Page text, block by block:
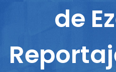
de